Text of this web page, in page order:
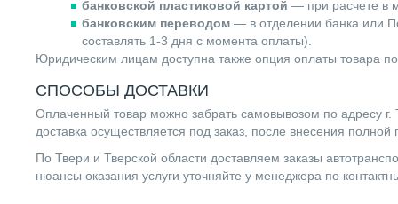
банковской пластиковой картой — при расчете в
банковским переводом — в отделении банка или
составлять 1-3 дня с момента оплаты).
Юридическим лицам доступна также опция оплаты товара
СПОСОБЫ ДОСТАВКИ
Оплаченный товар можно забрать самовывозом по адресу г.
доставка осуществляется под заказ, после внесения полной
По Твери и Тверской области доставляем заказы
нюансы оказания услуги уточняйте у менеджера по